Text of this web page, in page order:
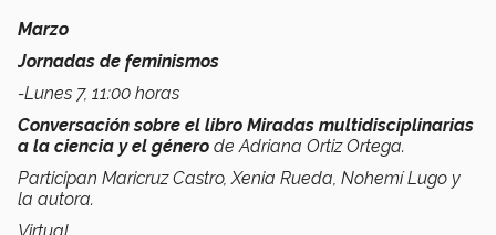
Marzo
Jornadas de feminismos
-Lunes 7, 11:00 horas
Conversación sobre el libro Miradas multidisciplinarias
a la ciencia y el género de Adriana Ortiz Ortega.
Participan Maricruz Castro, Xenia Rueda, Nohemí Lugo y
la autora.